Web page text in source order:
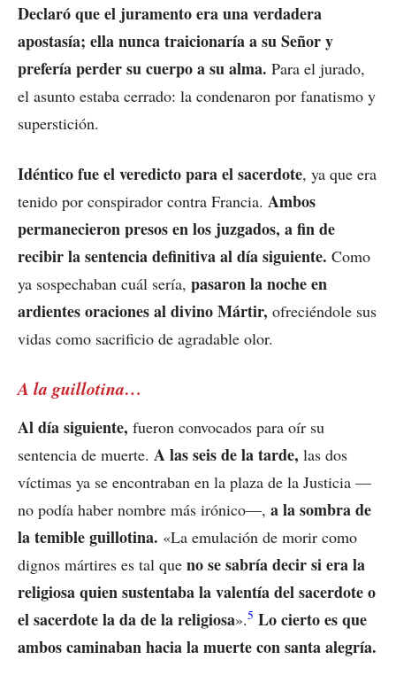
Declaró que el juramento era una verdadera
apostasía; ella nunca traicionaría a su Señor y
prefería perder su cuerpo a su alma. Para el jurado,
el asunto estaba cerrado: la condenaron por fanatismo y
superstición.
Idéntico fue el veredicto para el sacerdote, ya que era
tenido por conspirador contra Francia. Ambos
permanecieron presos en los juzgados, a fin de
recibir la sentencia definitiva al día siguiente. Como
ya sospechaban cuál sería, pasaron la noche en
ardientes oraciones al divino Mártir, ofreciéndole sus
vidas como sacrificio de agradable olor.
A la guillotina…
Al día siguiente, fueron convocados para oír su
sentencia de muerte. A las seis de la tarde, las dos
víctimas ya se encontraban en la plaza de la Justicia —
no podía haber nombre más irónico—, a la sombra de
la temible guillotina. «La emulación de morir como
dignos mártires es tal que no se sabría decir si era la
religiosa quien sustentaba la valentía del sacerdote o
el sacerdote la da de la religiosa».5 Lo cierto es que
ambos caminaban hacia la muerte con santa alegría.